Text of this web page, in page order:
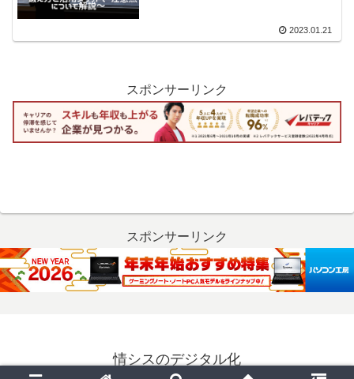
2023.01.21
スポンサーリンク
スポンサーリンク
情シスのデジタル化